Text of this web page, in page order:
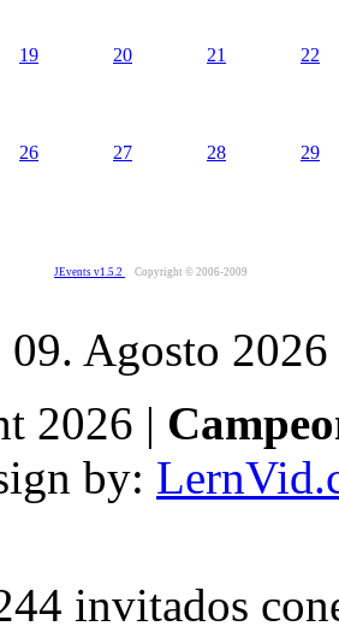
19 20 21 22
26 27 28 29
JEvents v1.5.2 Copyright © 2006-2009
Agosto 2026
2026 |
by:
invitados